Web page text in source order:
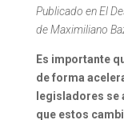
Publicado en El
de Maximiliano
Es importante
de forma
legisladores se
que estos